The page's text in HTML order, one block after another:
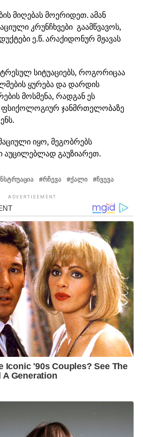
მიღებას მოერიდეთ. ამან
კრუნჩხვები გაამწვავოს,
ე.წ. არაქიდონურ მჟავას
სიტუაციებს, როგორიცაა
ყურება და დარდის
მოსმენა, რადგან ეს
ფსიქოლოგიურ ჯანმრთელობაზე
იყო, მეგობრებს
აუცილებლად გაუზიარეთ.
ᲠᲩᲔᲕᲐ ᲥᲐᲚᲘ ᲩᲕᲔᲕᲐ
ADVERTISEMENT